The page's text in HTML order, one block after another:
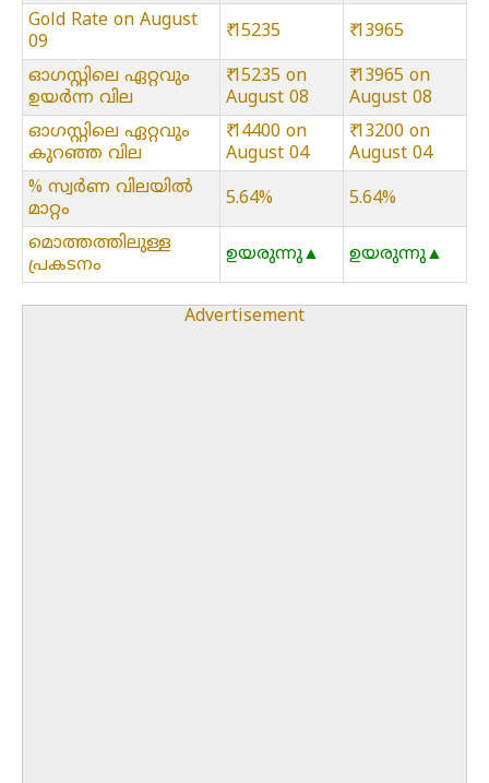
Gold Rate on August
09
₹ 15235 ₹ 13965
ഓഗസ്റ്റിലെ ഏറ്റവും
ഉയർന്ന വില
₹ 15235 on
August 08
₹ 13965 on
August 08
ഓഗസ്റ്റിലെ ഏറ്റവും
കുറഞ്ഞ വില
₹ 14400 on
August 04
₹ 13200 on
August 04
% സ്വർണ വിലയിൽ
മാറ്റം
5.64% 5.64%
മൊത്തത്തിലുള്ള
പ്രകടനം
ഉയരുന്നു▲ ഉയരുന്നു▲
Advertisement